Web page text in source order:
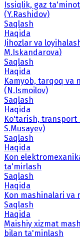
Issiqlik, gaz
(Y.Rashidov)
Saqlash
Haqida
Jihozlar va
M.Iskandarova)
Saqlash
Haqida
Kamyob, tarqoq va
(N.Ismoilov)
Saqlash
Haqida
Ko'tarish, transport
S.Musayev)
Saqlash
Haqida
Kon
ta'mirlash
Saqlash
Haqida
Kon mashinalari va
Saqlash
Haqida
Maishiy xizmat
bilan ta'minlash